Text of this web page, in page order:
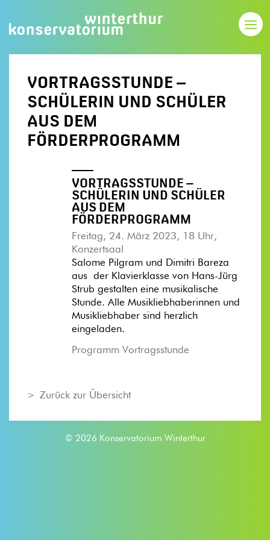
VORTRAGSSTUNDE –
SCHÜLERIN UND SCHÜLER
AUS DEM
FÖRDERPROGRAMM
VORTRAGSSTUNDE –
SCHÜLERIN UND SCHÜLER
AUS DEM
FÖRDERPROGRAMM
Freitag, 24. März 2023, 18 Uhr,
Konzertsaal
Salome Pilgram und Dimitri Bareza
aus der Klavierklasse von Hans-Jürg
Strub gestalten eine musikalische
Stunde. Alle Musikliebhaberinnen und
Musikliebhaber sind herzlich
eingeladen.
Programm Vortragsstunde
Zurück zur Übersicht
© 2026 Konservatorium Winterthur